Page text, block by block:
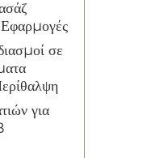
σε
για